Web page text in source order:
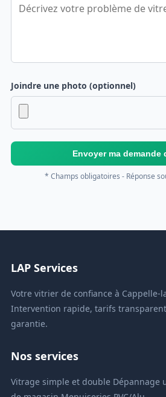
Joindre une photo (optionnel)
Envoyer ma demande
* Champs obligatoires - Réponse
LAP Services
Votre vitrier de confiance à Cappelle-
Intervention rapide, tarifs
garantie.
Nos services
Vitrage simple et double Dépannage